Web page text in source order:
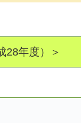
28年度）＞